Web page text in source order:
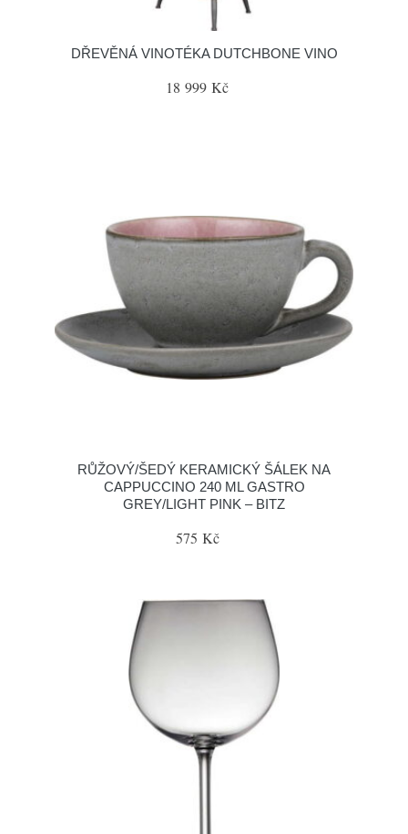
DŘEVĚNÁ VINOTÉKA DUTCHBONE VINO
18 999 Kč
RŮŽOVÝ/ŠEDÝ KERAMICKÝ ŠÁLEK NA
CAPPUCCINO 240 ML GASTRO
GREY/LIGHT PINK – BITZ
575 Kč